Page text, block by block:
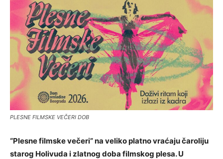
PLESNE FILMSKE VEČERI DOB
“Plesne filmske večeri” na veliko platno vraćaju čaroliju
starog Holivuda i zlatnog doba filmskog plesa. U